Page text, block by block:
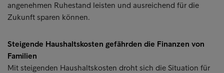
angenehmen Ruhestand leisten und ausreichend für die
Zukunft sparen können.
Steigende Haushaltskosten gefährden die Finanzen von
Familien
Mit steigenden Haushaltskosten droht sich die Situation für